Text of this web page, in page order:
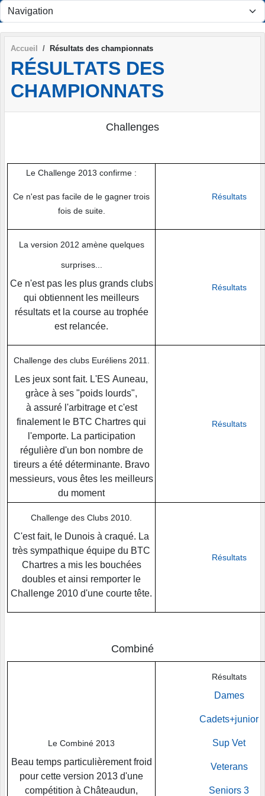
Accueil Résultats des championnats
RÉSULTATS DES
CHAMPIONNATS
Challenges
Le Challenge 2013 confirme :
Ce n'est pas facile de le gagner trois
fois de suite.
Résultats
La version 2012 amène quelques
surprises...
Ce n'est pas les plus grands clubs
qui obtiennent les meilleurs
résultats et la course au trophée
est relancée.
Résultats
Challenge des clubs Euréliens 2011.
Les jeux sont fait. L'ES Auneau,
gràce à ses "poids lourds",
à assuré l'arbitrage et c'est
finalement le BTC Chartres qui
l'emporte. La participation
régulière d'un bon nombre de
tireurs a été déterminante. Bravo
messieurs, vous êtes les meilleurs
du moment
Résultats
Challenge des Clubs 2010.
C'est fait, le Dunois à craqué. La
très sympathique équipe du BTC
Chartres a mis les bouchées
doubles et ainsi remporter le
Challenge 2010 d'une courte tête.
Résultats
Combiné
Le Combiné 2013
Beau temps particulièrement froid
pour cette version 2013 d'une
compétition à Châteaudun,
Résultats
Dames
Cadets+junior
Sup Vet
Veterans
Seniors 3
Panneau de gestion des cookies